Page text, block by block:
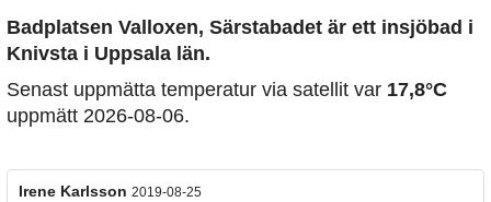
Badplatsen Valloxen, Särstabadet är ett insjöbad i
Knivsta i Uppsala län.
Senast uppmätta temperatur via satellit var 17,8°C
uppmätt 2026-08-06.
Irene Karlsson 2019-08-25